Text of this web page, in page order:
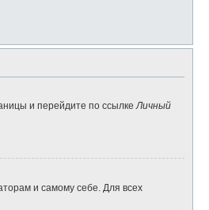
и перейдите по ссылкеЛичный
и самому себе. Для всех